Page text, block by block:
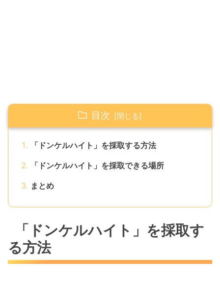
目次
「ドンケルハイト」を採取する方法
「ドンケルハイト」を採取できる場所
まとめ
「ドンケルハイト」を採取す
る方法